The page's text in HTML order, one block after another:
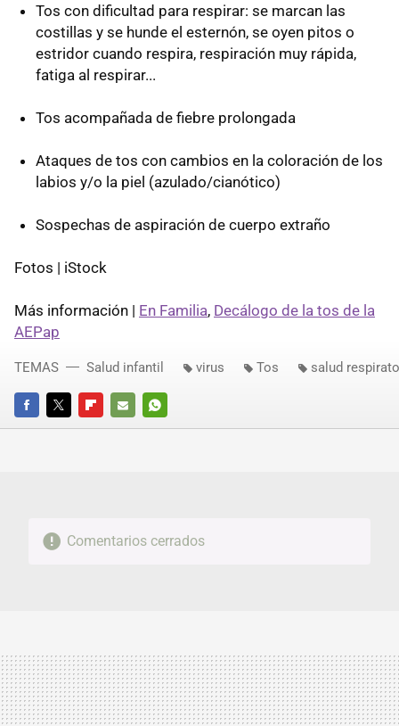
Tos con dificultad para respirar: se marcan las
costillas y se hunde el esternón, se oyen pitos o
estridor cuando respira, respiración muy rápida,
fatiga al respirar...
Tos acompañada de fiebre prolongada
Ataques de tos con cambios en la coloración de los
labios y/o la piel (azulado/cianótico)
Sospechas de aspiración de cuerpo extraño
Fotos | iStock
Más información | En Familia, Decálogo de la tos de la
AEPap
FACEBOOKTWITTERFLIPBOARD
E-
WHATSAPP
TEMAS Salud infantil virus Tos salud
Comentarios cerrados